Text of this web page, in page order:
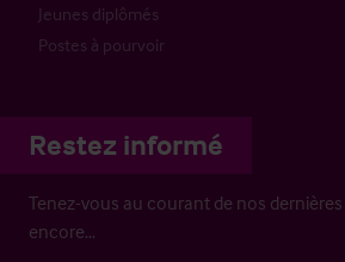
Jeunes diplômés
Postes à pourvoir
Restez informé
Tenez-vous au courant de nos
encore…